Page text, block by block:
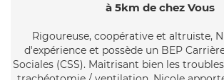
à 5km de chez Vous
Rigoureuse, coopérative et altruiste,
d'expérience et possède un BEP
Sociales (CSS). Maitrisant bien les